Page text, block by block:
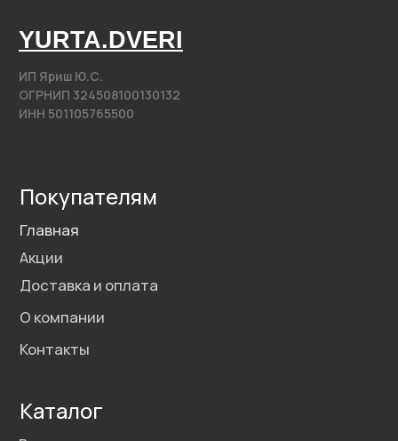
Разработка сайта
@2020−2025. Все права защищены.